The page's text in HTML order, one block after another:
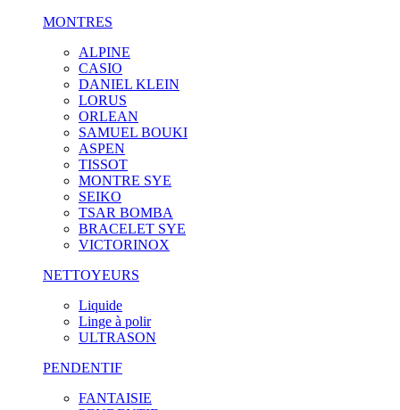
MONTRES
ALPINE
CASIO
DANIEL KLEIN
LORUS
ORLEAN
SAMUEL BOUKI
ASPEN
TISSOT
MONTRE SYE
SEIKO
TSAR BOMBA
BRACELET SYE
VICTORINOX
NETTOYEURS
Liquide
Linge à polir
ULTRASON
PENDENTIF
FANTAISIE